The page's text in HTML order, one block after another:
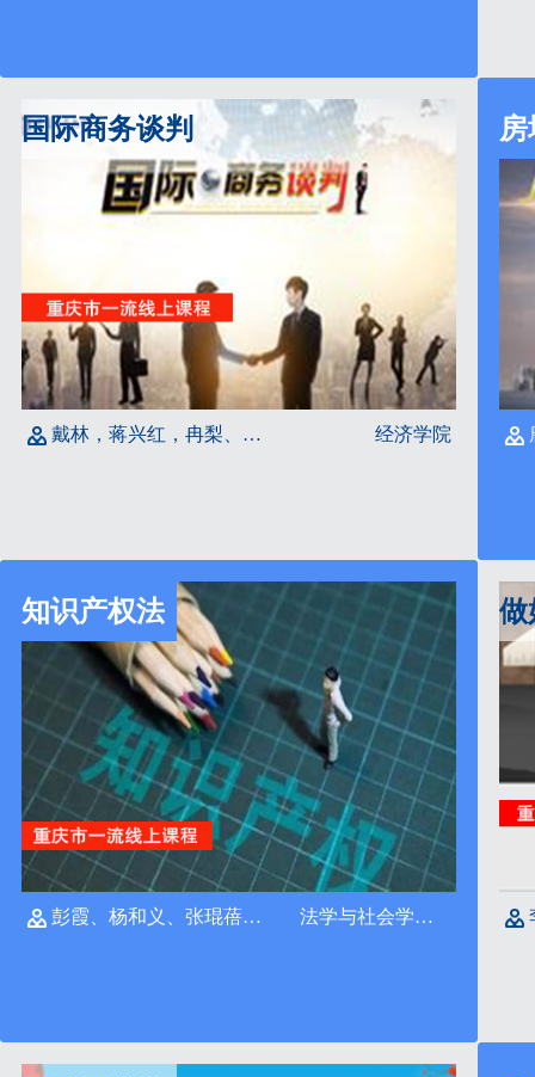
国际商务谈判
戴林，蒋兴红，冉梨、黄玲 经济学院
知识产权法
彭霞、杨和义、张琨蓓、焦海洋 法学与社会学学院